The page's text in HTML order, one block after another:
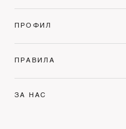
ПРОФИЛ
ПРАВИЛА
ЗА НАС